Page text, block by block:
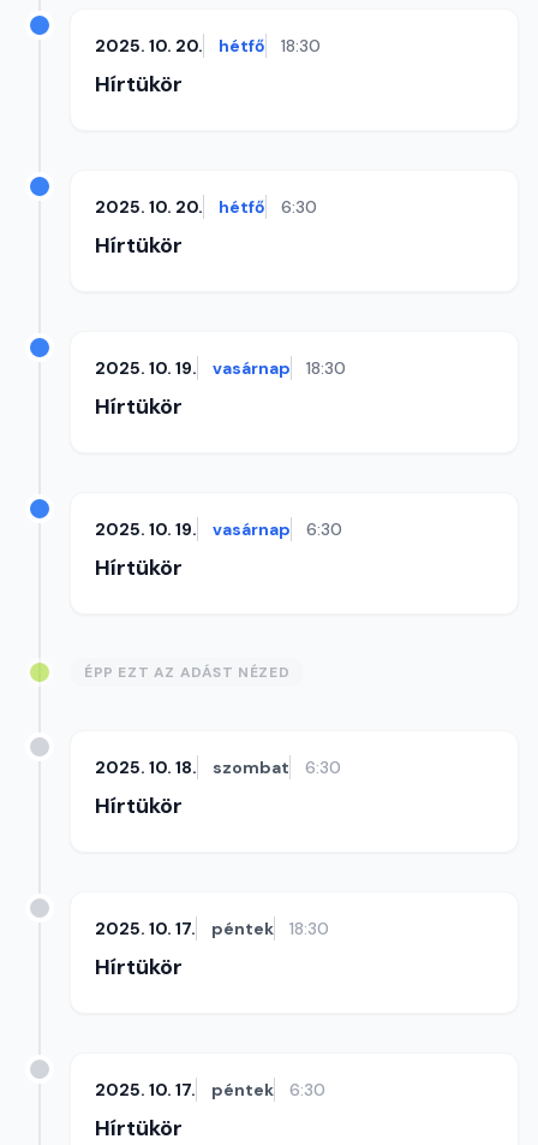
2025. 10. 20. hétfő 18:30
Hírtükör
2025. 10. 20. hétfő 6:30
Hírtükör
2025. 10. 19. vasárnap 18:30
Hírtükör
2025. 10. 19. vasárnap 6:30
Hírtükör
ÉPP EZT AZ ADÁST NÉZED
2025. 10. 18. szombat 6:30
Hírtükör
2025. 10. 17. péntek 18:30
Hírtükör
2025. 10. 17. péntek 6:30
Hírtükör